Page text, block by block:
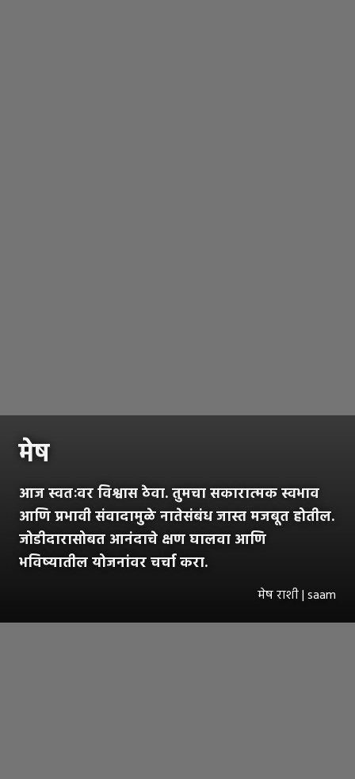
मेष
आज स्वतःवर विश्वास ठेवा. तुमचा सकारात्मक स्वभाव
आणि प्रभावी संवादामुळे नातेसंबंध जास्त मजबूत होतील.
जोडीदारासोबत आनंदाचे क्षण घालवा आणि
भविष्यातील योजनांवर चर्चा करा.
मेष राशी | saam